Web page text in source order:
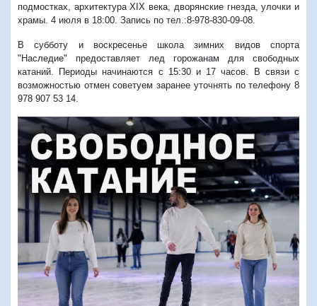
подмостках, архитектура XIX века, дворянские гнезда, улочки и
храмы. 4 июля в 18:00. Запись по тел.:8-978-830-09-08.
В субботу и воскресенье школа зимних видов спорта
"Наследие" предоставляет лед горожанам для свободных
катаний. Периоды начинаются с 15:30 и 17 часов. В связи с
возможностью отмен советуем заранее уточнять по телефону 8
978 907 53 14.